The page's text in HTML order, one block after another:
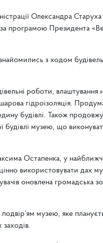
Олександра Старуха
програмою Президента
з ходом
роботи, влаштування
гідроізоляція.
будівлі. Також
будівлі музею, що
Остапенка, у
використовувати дах
оновлена громадська
музею, яке